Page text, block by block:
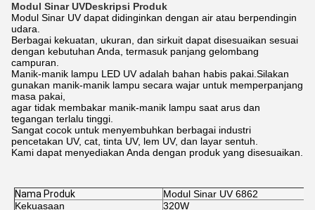
Modul Sinar UVDeskripsi Produk
Modul Sinar UV dapat didinginkan dengan air atau berpendingin
udara.
Berbagai kekuatan, ukuran, dan sirkuit dapat disesuaikan sesuai
dengan kebutuhan Anda, termasuk panjang gelombang
campuran.
Manik-manik lampu LED UV adalah bahan habis pakai.Silakan
gunakan manik-manik lampu secara wajar untuk memperpanjang
masa pakai,
agar tidak membakar manik-manik lampu saat arus dan
tegangan terlalu tinggi.
Sangat cocok untuk menyembuhkan berbagai industri
pencetakan UV, cat, tinta UV, lem UV, dan layar sentuh.
Kami dapat menyediakan Anda dengan produk yang disesuaikan.
Nama Produk
Modul Sinar UV 6862
Kekuasaan
320W